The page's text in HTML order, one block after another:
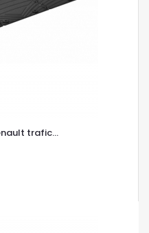
trafic...